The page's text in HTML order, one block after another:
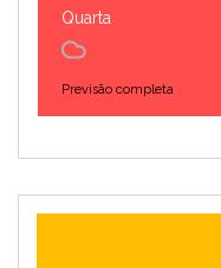
Quarta
Previsão completa